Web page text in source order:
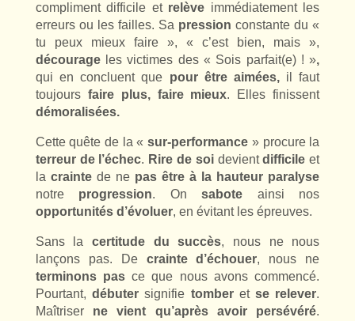
compliment difficile et relève immédiatement les
erreurs ou les failles. Sa pression constante du «
tu peux mieux faire », « c’est bien, mais »,
décourage les victimes des « Sois parfait(e) ! »,
qui en concluent que pour être aimées,il faut
toujours faire plus, faire mieux. Elles finissent
démoralisées.
Cette quête de la « sur-performance » procure la
terreur de l’échec. Rire de soidevientdifficile et
la craintede ne pas être à la hauteur paralyse
notreprogression. Onsabote ainsi nos
opportunités d’évoluer, en évitant les épreuves.
Sans la certitude du succès, nous ne nous
lançons pas. De crainte d’échouer, nous ne
terminons pas ce que nous avons commencé.
Pourtant,débuter signifie tomber etse relever.
Maîtriser ne vient qu’après avoir persévéré.